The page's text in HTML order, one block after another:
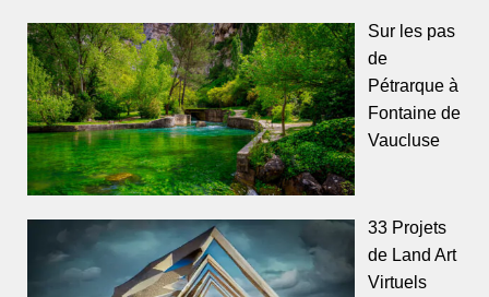
Sur les pas
de
Pétrarque à
Fontaine de
Vaucluse
33 Projets
de Land Art
Virtuels